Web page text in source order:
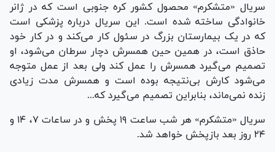
سریال «متشکرم» محصول کشور کره جنوبی است که در ژانر
خانوادگی ساخته شده است. این سریال درباره پزشکی است
که در یک بیمارستان بزرگ در سئول کار می‌کند و در کار خود
حاذق است، در همین حین همسرش دچار سرطان می‌شود، او
تصمیم می‌گیرد همسرش را عمل کند ولی بعد از عمل متوجه
می‌شود کارش بی‌نتیجه بوده است و همسرش مدت زیادی
زنده نمی‌ماند، بنابراین تصمیم می‌گیرد که...
سریال «متشکرم» هر شب ساعت ۱۹ پخش و در ساعات ۷، ۱۴ و
۲۴ روز بعد بازپخش خواهد شد.